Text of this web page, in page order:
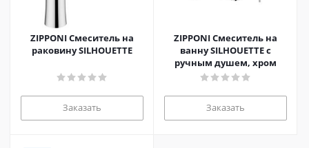
ZIPPONI Смеситель на
раковину SILHOUETTE
Заказать
ZIPPONI Смеситель на
ванну SILHOUETTE с
ручным душем, хром
Заказать